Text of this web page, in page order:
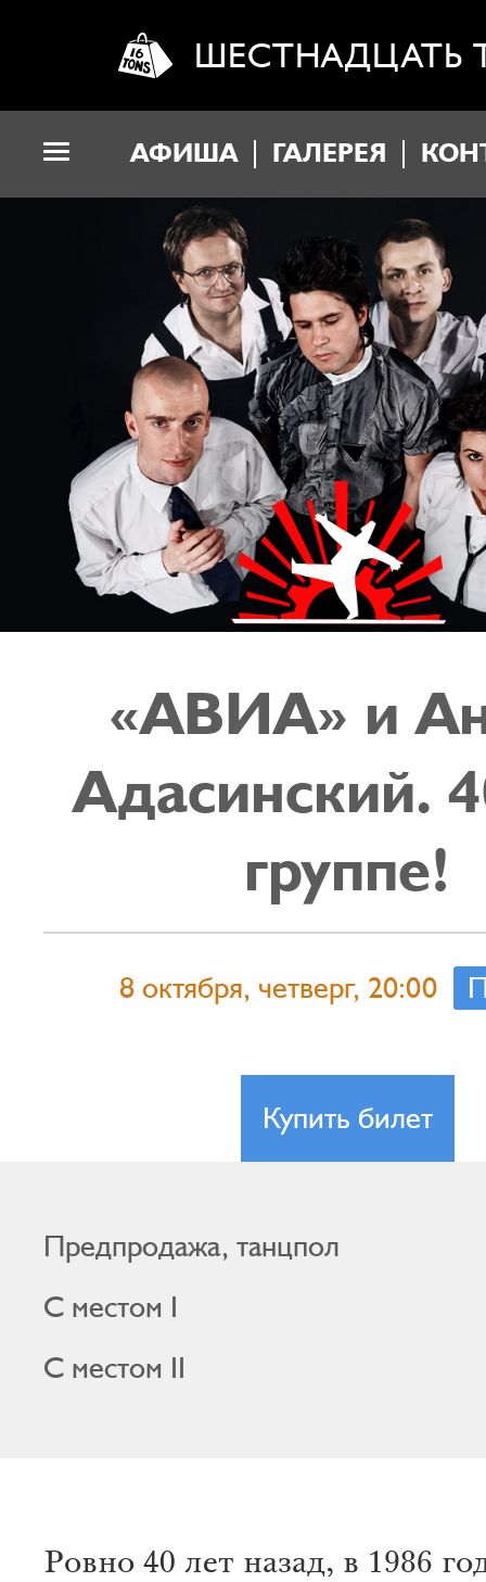
ШЕСТНАДЦАТЬ
АФИША ГАЛЕРЕЯ
«АВИА» и
Адасинский.
группе!
8 октября, четверг, 20:00
Купить билет
Предпродажа, танцпол
С местом I
С местом II
Ровно 40 лет назад, в 1986